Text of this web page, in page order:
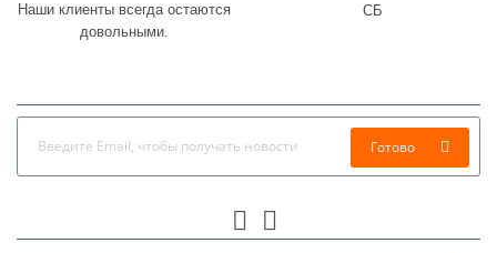
Наши клиенты всегда остаются
довольными.
СБ
Готово